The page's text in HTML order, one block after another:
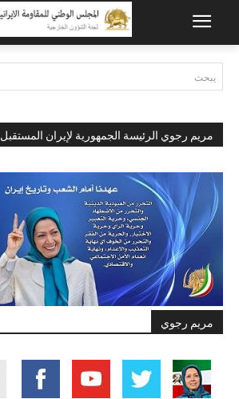
يبحث
مريم رجوي الرئيسة الجمهورية لإيران المستقبل
مريم رجوي